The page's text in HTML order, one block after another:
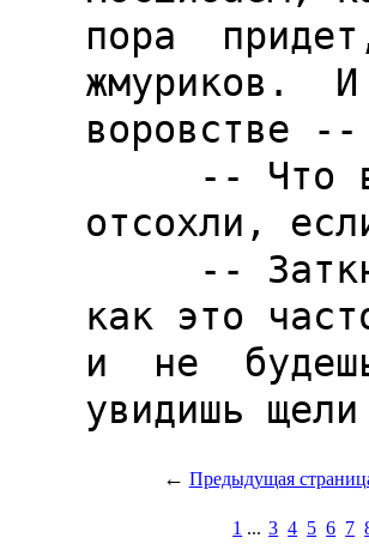
← Предыдущая
1 ... 3 4 5 6 7